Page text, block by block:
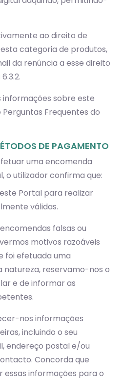
ao direito de
categoria de produtos,
da renúncia a esse direito
sobre este
Frequentes do
DE PAGAMENTO
uma encomenda
o utilizador confirma que:
Portal para realizar
válidas.
falsas ou
motivos razoáveis
foi efetuada uma
natureza, reservamo-nos o
e de informar as
nos informações
incluindo o seu
endereço postal e/ou
Concorda que
essas informações para o